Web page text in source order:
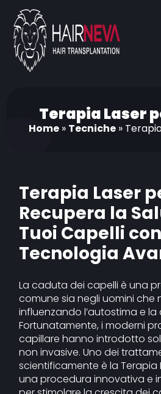
Terapia Laser
Home» Tecniche»
Terapia Laser
Recupera la
Tuoi Capelli con
Tecnologia
La caduta dei capelli è una
comune sia negli uomini che
influenzando l’autostima e
Fortunatamente, i moderni
capillare hanno introdotto
non invasive. Uno dei
scientificamente è la Terapia
una procedura innovativa e